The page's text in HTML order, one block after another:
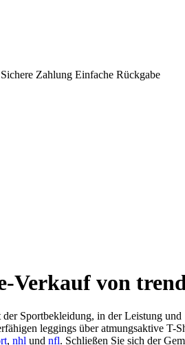
Sichere Zahlung Einfache Rückgabe
Verkauf von
Sportbekleidung, in der Leistung
leggings über atmungsaktive
, nhl und nfl. Schließen Sie sich der